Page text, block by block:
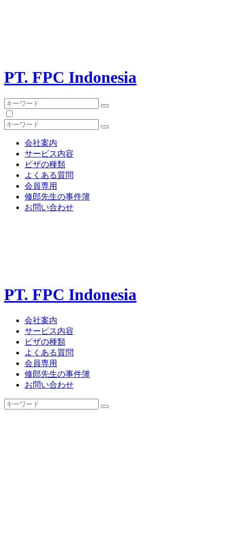
PT. FPC Indonesia
会社案内
サービス内容
ビザの種類
よくある質問
会員専用
修郎先生の事件簿
お問い合わせ
PT. FPC Indonesia
会社案内
サービス内容
ビザの種類
よくある質問
会員専用
修郎先生の事件簿
お問い合わせ